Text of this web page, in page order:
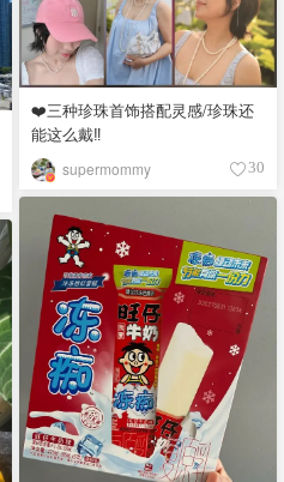
❤️三种珍珠首饰搭配灵感/珍珠还
能这么戴‼️
supermommy 30